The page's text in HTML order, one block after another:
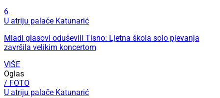
6
U atriju palače Katunarić
Mladi glasovi oduševili Tisno: Ljetna škola solo pjevanja
završila velikim koncertom
VIŠE
Oglas
/ FOTO
U atriju palače Katunarić